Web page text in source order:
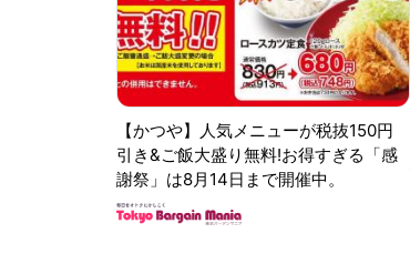
【かつや】人気メニューが税抜150円
引き&ご飯大盛り無料!お得すぎる「感
謝祭」は8月14日まで開催中。